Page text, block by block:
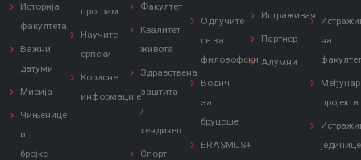
Историја
факултета
Важни
датуми
Мисија
Чињенице
и
бројке
програм
Научите
српски
Корисне
информације
Факултет
Квалитет
живота
Здравствена
заштита
/
хендикеп
Спорт
Одлучите
се за
филозофски
Водич
за
бруцоше
ERASMUS+
Истраживач
Партнер
Алумни
на
пројекти
јединице